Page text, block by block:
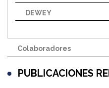
DEWEY
Colaboradores
PUBLICACIONES